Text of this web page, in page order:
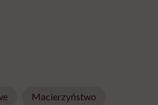
Macierzyństwo